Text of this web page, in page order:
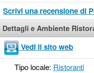
Scrivi una recensione di
Dettagli e Ambiente
Vedi il sito web
Tipo locale: Ristoranti